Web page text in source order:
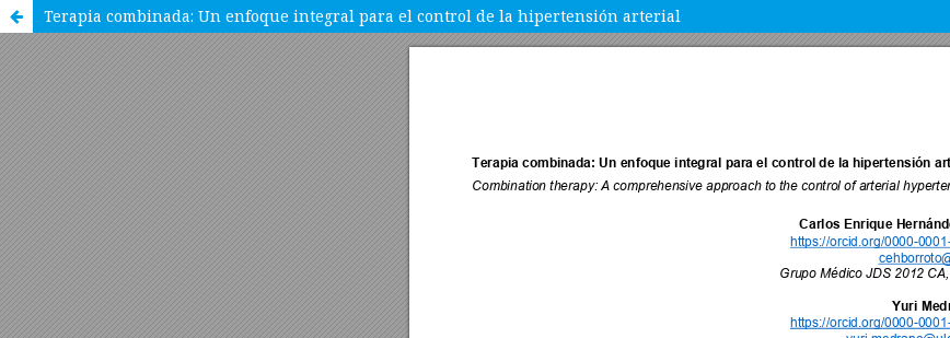
Terapia combinada: Un enfoque integral para el control de la hipertensión arterial